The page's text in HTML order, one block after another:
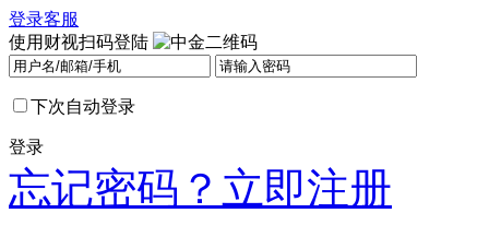
登录客服
使用财视扫码登陆
下次自动登录
登录
忘记密码？ 立即注册